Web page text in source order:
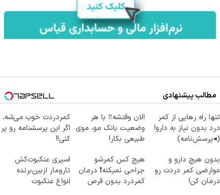
مطالب پیشنهادی
تنها راه رهایی از کمر
درد بدون نیاز به دارو!
(◂پرسش‌نامه)
الان وقتشه‼️ با هر
وضعیت بانک مو، موی
طبیعی بکار!
کمردردت خوب می‌شه،
اگر این پرسشنامه رو پر
کنی!!
بدون هیچ دارو و
عوارضی کمر دردت رو
درمان کن!
هیچ کس کمرشو
جراحی نمیکنه❗ درمان
کمردرد بدون قرص
اسپری عنکبوت‌‌کش
تارومار ازبین‌برنده
انواع عنکبوت